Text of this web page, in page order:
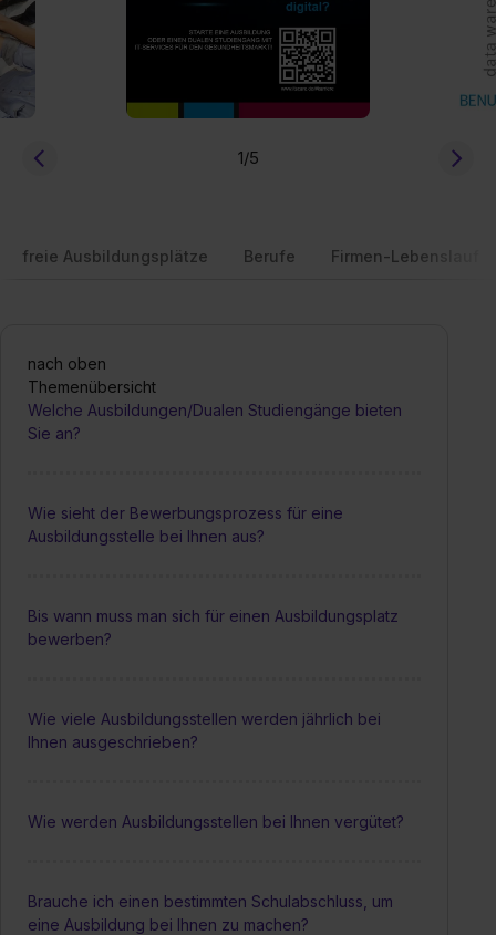
1/5
freie Ausbildungsplätze Berufe Firmen-Lebenslauf
nach oben
Themenübersicht
Welche Ausbildungen/Dualen Studiengänge bieten
Sie an?
Wie sieht der Bewerbungsprozess für eine
Ausbildungsstelle bei Ihnen aus?
Bis wann muss man sich für einen Ausbildungsplatz
bewerben?
Wie viele Ausbildungsstellen werden jährlich bei
Ihnen ausgeschrieben?
Wie werden Ausbildungsstellen bei Ihnen vergütet?
Brauche ich einen bestimmten Schulabschluss, um
eine Ausbildung bei Ihnen zu machen?